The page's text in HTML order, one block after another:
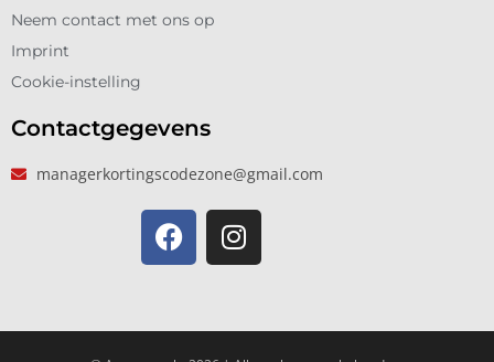
Neem contact met ons op
Imprint
Cookie-instelling
Contactgegevens
managerkortingscodezone@gmail.com